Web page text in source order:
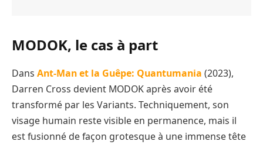
MODOK, le cas à part
Dans Ant-Man et la Guêpe: Quantumania (2023),
Darren Cross devient MODOK après avoir été
transformé par les Variants. Techniquement, son
visage humain reste visible en permanence, mais il
est fusionné de façon grotesque à une immense tête